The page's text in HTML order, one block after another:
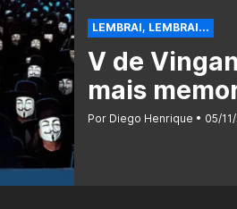
LEMBRAI, LEMBRAI...
V de
mais
Por Diego Henrique 05/